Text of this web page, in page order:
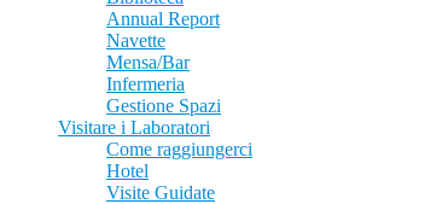
Annual Report
Navette
Mensa/Bar
Infermeria
Gestione Spazi
Visitare i Laboratori
Come raggiungerci
Hotel
Visite Guidate